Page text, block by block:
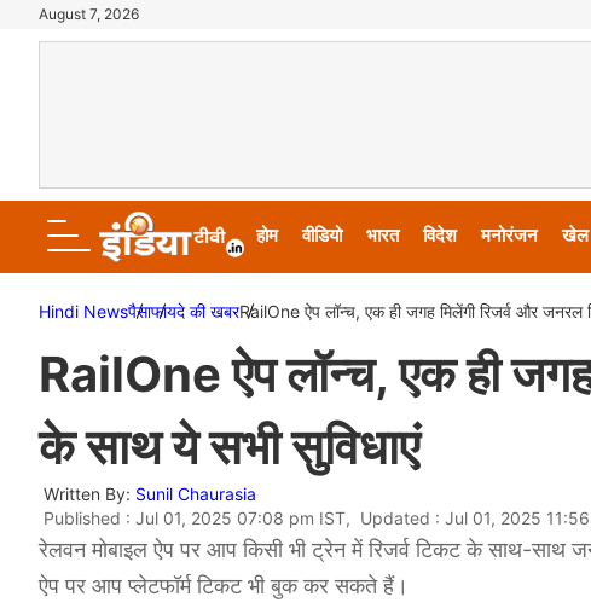
August 7, 2026
होम वीडियो भारत विदेश मनोरंजन खेल
Hindi Newsपैसाफायदे की खबरRailOne ऐप लॉन्च, एक ही जगह मिलेंगी रिजर्व और जनरल
RailOne ऐप लॉन्च, एक ही
के साथ ये सभी सुविधाएं
Written By: Sunil Chaurasia
Published : Jul 01, 2025 07:08 pm IST, Updated : Jul 01, 2025
रेलवन मोबाइल ऐप पर आप किसी भी ट्रेन में रिजर्व टिकट के साथ-
ऐप पर आप प्लेटफॉर्म टिकट भी बुक कर सकते हैं।